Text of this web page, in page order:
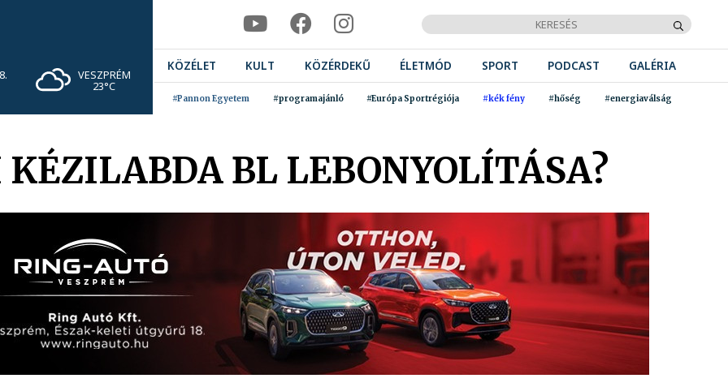
VESZPRÉM
23°C
KÖZÉLET KULT KÖZÉRDEKŰ ÉLETMÓD SPORT PODCAST GALÉRIA
#Pannon Egyetem #programajánló #Európa Sportrégiója #kék fény #hőség #energiaválság
BL LEBONYOLÍTÁSA?